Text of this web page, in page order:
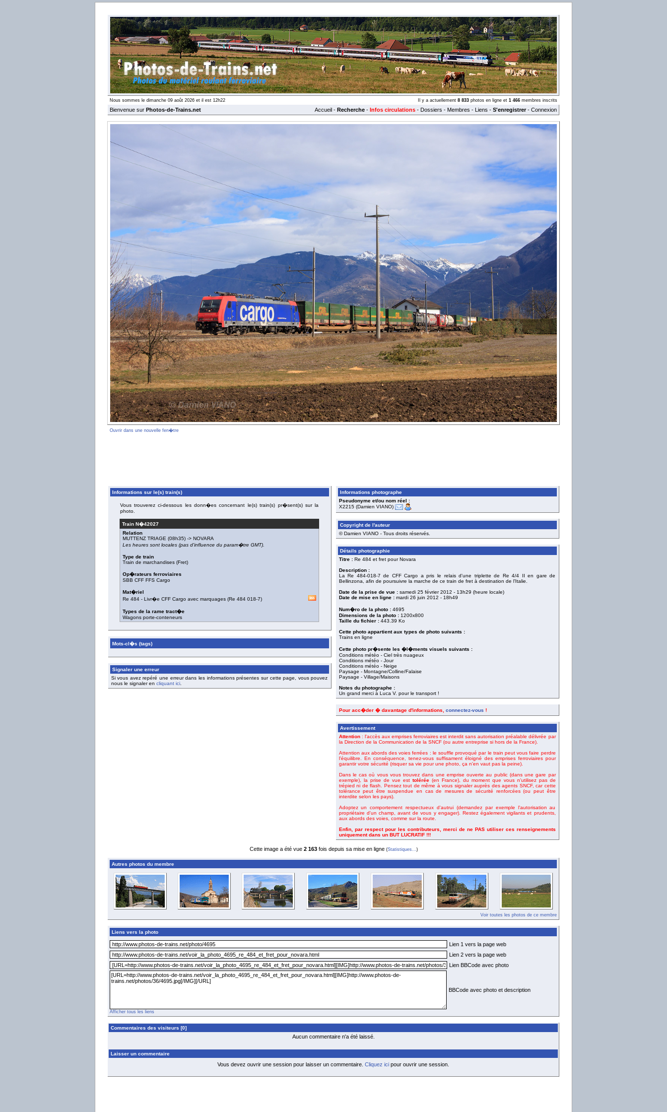
Nous sommes le dimanche 09 août 2026 et il est 12h22 Il y a actuellement 8 833 photos en ligne et 1 466 membres inscrits
Bienvenue sur Photos-de-Trains.net Accueil - Recherche - Infos circulations - Dossiers - Membres - Liens - S'enregistrer- Connexion
Ouvrir dans une nouvelle fen�tre
Informations sur le(s) train(s)
Vous trouverez ci-dessous les donn�es concernant le(s) train(s) pr�sent(s) sur la
photo.
Train N�42027
Relation
MUTTENZ TRIAGE (08h35) -> NOVARA
Les heures sont locales (pas d'influence du param�tre GMT).
Type de train
Train de marchandises (Fret)
Op�rateurs ferroviaires
SBB CFF FFS Cargo
Mat�riel
Re 484 - Livr�e CFF Cargo avec marquages (Re 484 018-7)
Types de la rame tract�e
Wagons porte-conteneurs
Mots-cl�s (tags)
Signaler une erreur
Si vous avez repéré une erreur dans les informations présentes sur cette page, vous pouvez
nous le signaler en cliquant ici.
Informations photographe
Pseudonyme et/ou nom réel :
X2215 (Damien VIANO)
Copyright de l'auteur
© Damien VIANO - Tous droits réservés.
Détails photographie
Titre :Re 484 et fret pour Novara
Description :
La Re 484-018-7 de CFF Cargo a pris le relais d'une triplette de Re 4/4 II en gare de
Bellinzona, afin de poursuivre la marche de ce train de fret à destination de l'Italie.
Date de la prise de vue : samedi 25 février 2012 - 13h29 (heure locale)
Date de mise en ligne : mardi 26 juin 2012 - 18h49
Num�ro de la photo :4695
Dimensions de la photo :1200x800
Taille du fichier :443.39 Ko
Cette photo appartient aux types de photo suivants :
Trains en ligne
Cette photo pr�sente les �l�ments visuels suivants :
Conditions météo - Ciel très nuageux
Conditions météo - Jour
Conditions météo - Neige
Paysage - Montagne/Colline/Falaise
Paysage - Village/Maisons
Notes du photographe :
Un grand merci à Luca V. pour le transport !
Pour acc�der � davantage d'informations, connectez-vous !
Avertissement
Attention: l'accès aux emprises ferroviaires est interdit sans autorisation préalable délivrée par
la Direction de la Communication de la SNCF (ou autre entreprise si hors de la France).
Attention aux abords des voies ferrées : le souffle provoqué par le train peut vous faire perdre
l'équilibre. En conséquence, tenez-vous suffisament éloigné des emprises ferroviaires pour
garantir votre sécurité (risquer sa vie pour une photo, ça n'en vaut pas la peine).
Dans le cas où vous vous trouvez dans une emprise ouverte au public (dans une gare par
exemple), la prise de vue est tolérée(en France), du moment que vous n'utilisez pas de
trépied ni de flash. Pensez tout de même à vous signaler auprès des agents SNCF, car cette
tolérance peut être suspendue en cas de mesures de sécurité renforcées (ou peut être
interdite selon les pays).
Adoptez un comportement respectueux d'autrui (demandez par exemple l'autorisation au
propriétaire d'un champ, avant de vous y engager). Restez également vigilants et prudents,
aux abords des voies, comme sur la route.
Enfin, par respect pour les contributeurs, merci de ne PAS utiliser ces renseignements
uniquement dans un BUT LUCRATIF !!!
Cette image a été vue 2 163fois depuis sa mise en ligne (Statistiques...)
Autres photos du membre
Voir toutes les photos de ce membre
Liens vers la photo
Lien 1 vers la page web
Lien 2 vers la page web
Lien BBCode avec photo
BBCode avec photo et description
Afficher tous les liens
Commentaires des visiteurs [0]
Aucun commentaire n'a été laissé.
Laisser un commentaire
Vous devez ouvrir une session pour laisser un commentaire. Cliquez ici pour ouvrir une session.